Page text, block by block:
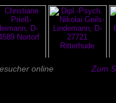
online Zum